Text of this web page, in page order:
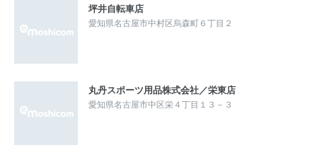
坪井自転車店
愛知県名古屋市中村区烏森町６丁目２
丸丹スポーツ用品株式会社／栄東店
愛知県名古屋市中区栄４丁目１３－３